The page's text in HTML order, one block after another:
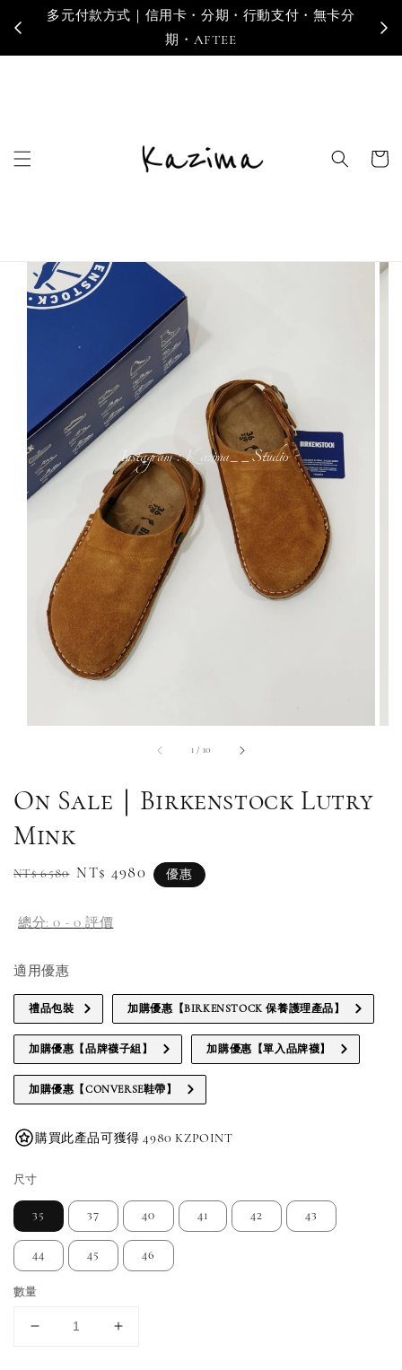
寄送地區｜台灣・香港・澳門・新加坡・馬來西亞
1 / 10
On Sale｜Birkenstock Lutry
Mink
Regular
NT$ 6580 Sale
NT$ 4980 優惠
總分:0 - 0 評價
適用優惠
禮品包裝 加購優惠【BIRKENSTOCK 保養護理產品】
加購優惠【品牌襪子組】 加購優惠【單入品牌襪】
加購優惠【CONVERSE鞋帶】
購買此產品可獲得 4980 KZPOINT
尺寸
35 37 40 41 42 43
44 45 46
數量